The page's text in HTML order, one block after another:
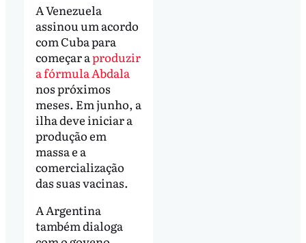
A Venezuela
assinou um acordo
com Cuba para
começar aproduzir
a fórmula Abdala
nos próximos
meses. Em junho, a
ilha deve iniciar a
produção em
massa e a
comercialização
das suas vacinas.
A Argentina
também dialoga